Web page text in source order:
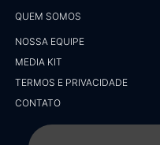
QUEM SOMOS
NOSSA EQUIPE
MEDIA KIT
TERMOS E PRIVACIDADE
CONTATO